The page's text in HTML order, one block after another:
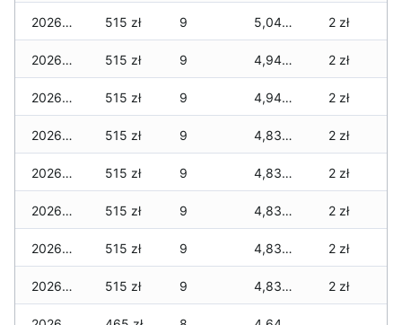
2026-03-26 515 zł 9 5,040 zł 2 zł
2026-03-25 515 zł 9 4,940 zł 2 zł
2026-03-24 515 zł 9 4,940 zł 2 zł
2026-03-23 515 zł 9 4,835 zł 2 zł
2026-03-22 515 zł 9 4,835 zł 2 zł
2026-03-21 515 zł 9 4,835 zł 2 zł
2026-03-20 515 zł 9 4,835 zł 2 zł
2026-03-19 515 zł 9 4,835 zł 2 zł